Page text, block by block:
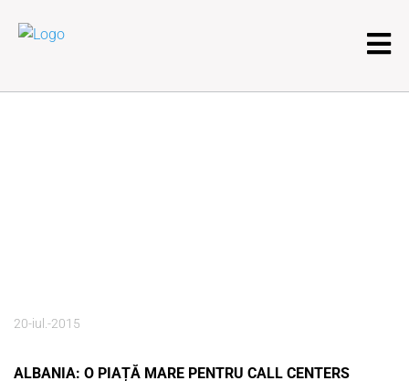
20-iul.-2015
ALBANIA: O PIAȚĂ MARE PENTRU CALL CENTERS